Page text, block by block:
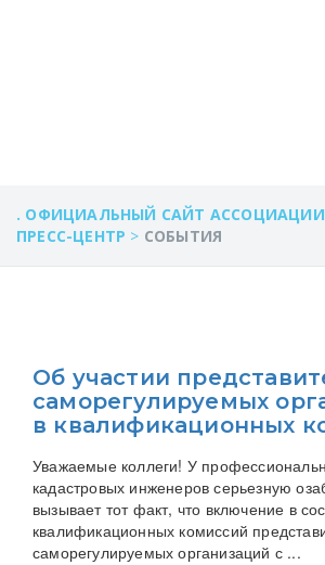
. ОФИЦИАЛЬНЫЙ САЙТ
ПРЕСС-ЦЕНТР > СОБЫТИЯ
Об участии
саморегулируемых
в квалификационных
Уважаемые коллеги! У
кадастровых инженеров серьезную
вызывает тот факт, что включение в
квалификационных комиссий
саморегулируемых организаций с ...